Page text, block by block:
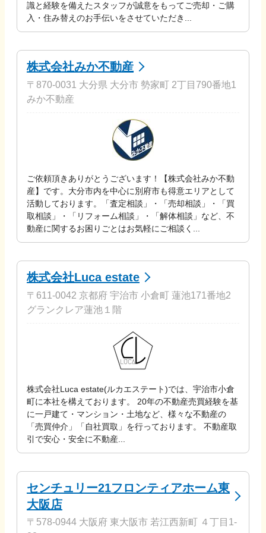
識と経験を備えたスタッフが誠意をもってご売却・ご購
入・住み替えのお手伝いをさせていただき...
株式会社みか不動産
〒870-0031 大分県 大分市 勢家町 2丁目790番地1
みか不動産
ご依頼頂きありがとうございます！【株式会社みか不動
産】です。大分市内を中心に別府市も得意エリアとして
活動しております。「査定相談」・「売却相談」・「買
取相談」・「リフォーム相談」・「解体相談」など、不
動産に関するお困りごとはお気軽にご相談く...
株式会社Luca estate
〒611-0042 京都府 宇治市 小倉町 蓮池171番地2
グランクレア蓮池１階
株式会社Luca estate(ルカエステート)では、宇治市小倉
町に本社を構えております。 20年の不動産売買経験を基
に一戸建て・マンション・土地など、様々な不動産の
「売買仲介」「自社買取」を行っております。 不動産取
引で安心・安全に不動産...
センチュリー21フロンティアホーム東
大阪店
〒578-0944 大阪府 東大阪市 若江西新町 ４丁目1-